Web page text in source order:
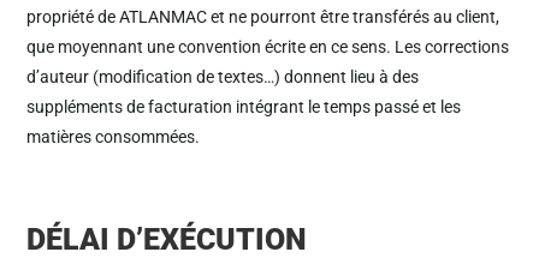
propriété de ATLANMAC et ne pourront être transférés au client,
que moyennant une convention écrite en ce sens. Les corrections
d’auteur (modification de textes…) donnent lieu à des
suppléments de facturation intégrant le temps passé et les
matières consommées.
DÉLAI D’EXÉCUTION